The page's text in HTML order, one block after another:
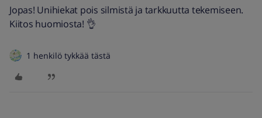
Jopas! Unihiekat pois silmistä ja tarkkuutta tekemiseen.
Kiitos huomiosta! 👌
1 henkilö tykkää tästä